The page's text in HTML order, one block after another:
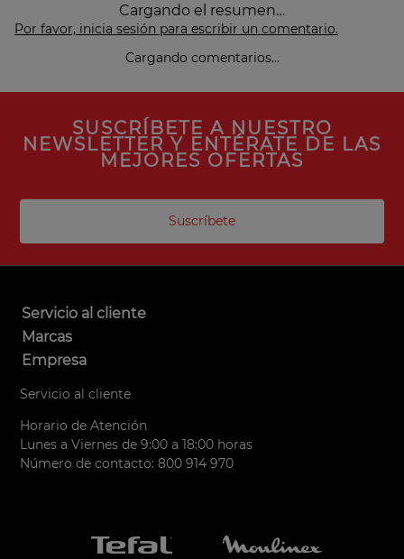
Cargando el resumen…
Por favor, inicia sesión para escribir un comentario.
Cargando comentarios…
SUSCRÍBETE A NUESTRO
NEWSLETTER Y ENTÉRATE DE LAS
MEJORES OFERTAS
Suscríbete
Servicio al cliente
Marcas
Empresa
Servicio al cliente
Horario de Atención
Lunes a Viernes de 9:00 a 18:00 horas
Número de contacto: 800 914 970